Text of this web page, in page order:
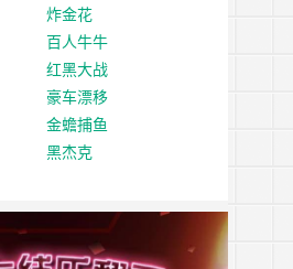
炸金花
百人牛牛
红黑大战
豪车漂移
金蟾捕鱼
黑杰克